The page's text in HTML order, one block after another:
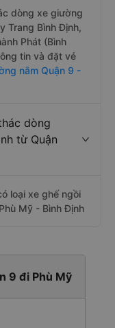
dòng xe giường
Trang Bình Định,
Phát (Bình
tin và đặt vé
nằm Quận 9 -
dòng
từ Quận
loại xe ghế ngồi
Mỹ - Bình Định
9 đi Phù Mỹ